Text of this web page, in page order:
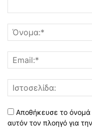
Αποθήκευσε το όνομά
αυτόν τον πλοηγό για